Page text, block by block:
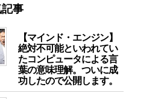
事
【マインド・エンジン】
絶対不可能といわれてい
たコンピュータによる言
葉の意味理解。ついに成
功したので公開します。